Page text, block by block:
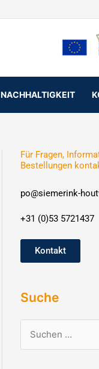
NACHHALTIGKEIT
Für Fragen,
Bestellungen
po@siemerink-
+31 (0)53 5721437
Kontakt
Suche